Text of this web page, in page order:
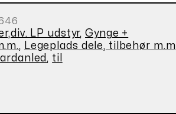
LP udstyr,Gynge +
, Legeplads dele, tilbehør m.m
, til